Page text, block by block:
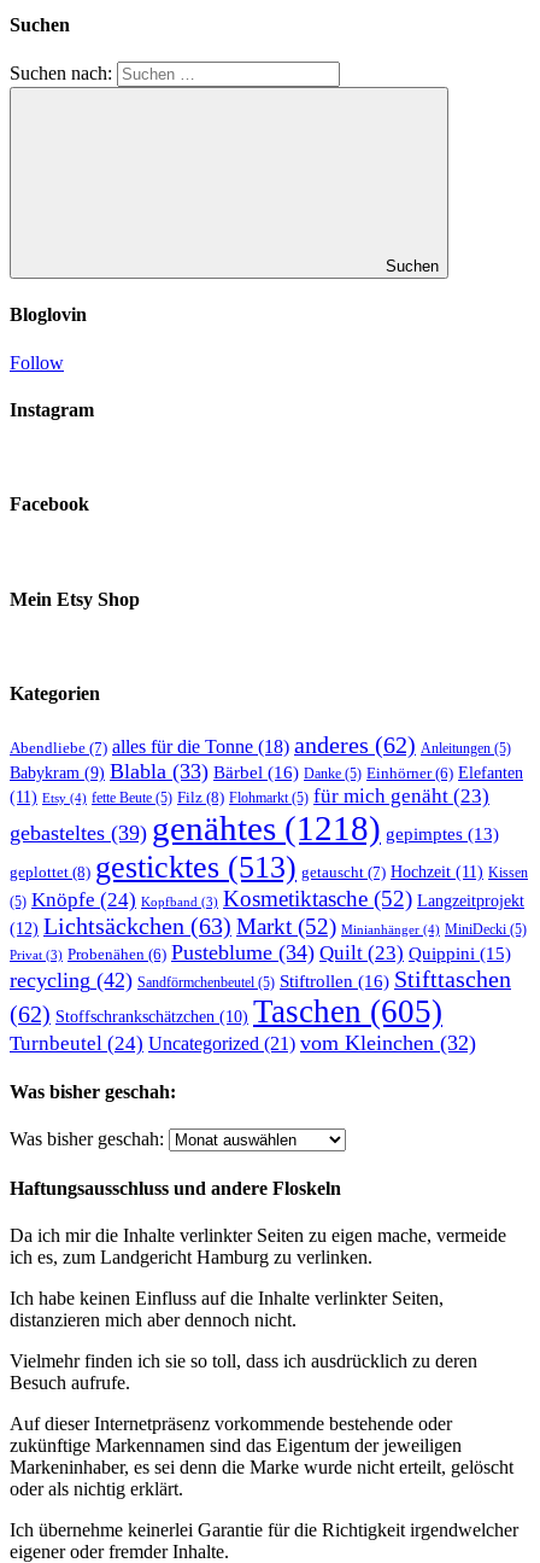
Suchen
Suchen nach:
Suchen
Bloglovin
Follow
Instagram
Facebook
Mein Etsy Shop
Kategorien
Abendliebe (7) alles für die Tonne (18) anderes (62) Anleitungen (5)
Babykram (9) Blabla (33) Bärbel (16) Danke (5) Einhörner(6) Elefanten
(11) Etsy (4) fette Beute (5) Filz (8) Flohmarkt (5) für mich genäht (23)
gebasteltes (39) genähtes (1218) gepimptes (13)
geplottet (8) gesticktes (513) getauscht (7) Hochzeit (11) Kissen
(5) Knöpfe (24) Kopfband (3) Kosmetiktasche (52) Langzeitprojekt
(12) Lichtsäckchen (63) Markt (52) Minianhänger (4) MiniDecki (5)
Privat (3) Probenähen (6) Pusteblume (34) Quilt (23) Quippini (15)
recycling (42) Sandförmchenbeutel (5) Stiftrollen (16) Stifttaschen
(62) Stoffschrankschätzchen (10) Taschen (605)
Turnbeutel (24) Uncategorized (21) vom Kleinchen (32)
Was bisher geschah:
Was bisher geschah:
Haftungsausschluss und andere Floskeln
Da ich mir die Inhalte verlinkter Seiten zu eigen mache, vermeide
ich es, zum Landgericht Hamburg zu verlinken.
Ich habe keinen Einfluss auf die Inhalte verlinkter Seiten,
distanzieren mich aber dennoch nicht.
Vielmehr finden ich sie so toll, dass ich ausdrücklich zu deren
Besuch aufrufe.
Auf dieser Internetpräsenz vorkommende bestehende oder
zukünftige Markennamen sind das Eigentum der jeweiligen
Markeninhaber, es sei denn die Marke wurde nicht erteilt, gelöscht
oder als nichtig erklärt.
Ich übernehme keinerlei Garantie für die Richtigkeit irgendwelcher
eigener oder fremder Inhalte.